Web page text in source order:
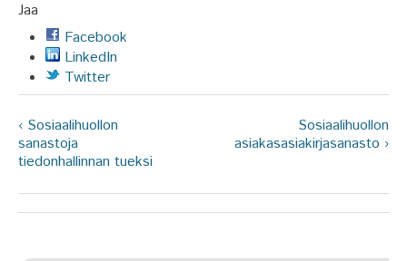
Jaa
Facebook
LinkedIn
Twitter
‹ Sosiaalihuollon
sanastoja
tiedonhallinnan tueksi
Sosiaalihuollon
asiakasasiakirjasanasto ›